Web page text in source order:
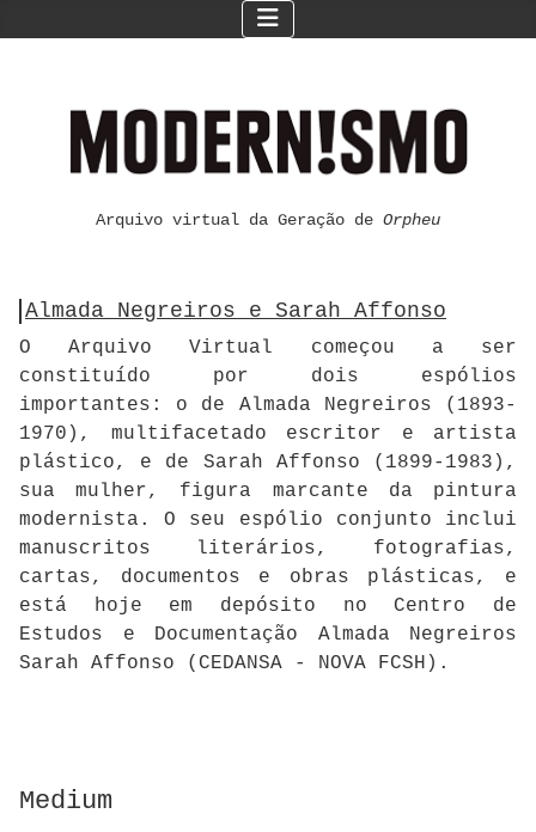
Arquivo virtual da Geração de Orpheu
Almada Negreiros e Sarah Affonso
O Arquivo Virtual começou a ser
constituído por dois espólios
importantes: o de Almada Negreiros (1893-
1970), multifacetado escritor e artista
plástico, e de Sarah Affonso (1899-1983),
sua mulher, figura marcante da pintura
modernista. O seu espólio conjunto inclui
manuscritos literários, fotografias,
cartas, documentos e obras plásticas, e
está hoje em depósito no Centro de
Estudos e Documentação Almada Negreiros
Sarah Affonso (CEDANSA - NOVA FCSH).
Medium